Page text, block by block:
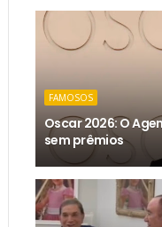
FAMOSOS
Oscar 2026: O
sem prêmios